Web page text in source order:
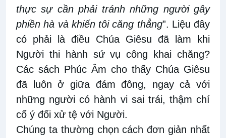
thực sự cần phải tránh những người gây
phiền hà và khiến tôi căng thẳng”. Liệu đây
có phải là điều Chúa Giêsu đã làm khi
Người thi hành sứ vụ công khai chăng?
Các sách Phúc Âm cho thấy Chúa Giêsu
đã luôn ở giữa đám đông, ngaycả với
những người có hành vi sai trái, thậm chí
cố ý đối xử tệ với Người.
Chúng tathường chọn cách đơn giản nhất